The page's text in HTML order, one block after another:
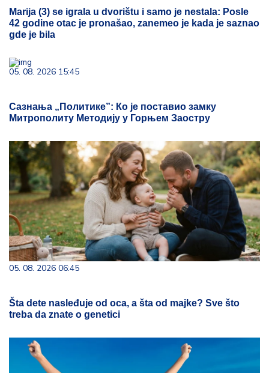
Marija (3) se igrala u dvorištu i samo je nestala: Posle
42 godine otac je pronašao, zanemeo je kada je saznao
gde je bila
05. 08. 2026 15:45
Сазнања „Политике”: Ко је поставио замку
Митрополиту Методију у Горњем Заостру
05. 08. 2026 06:45
Šta dete nasleđuje od oca, a šta od majke? Sve što
treba da znate o genetici